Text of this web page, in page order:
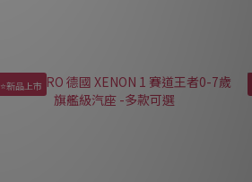
⭐新品上市